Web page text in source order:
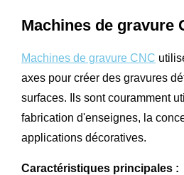
Machines de gravure
Machines de gravure CNC
axes pour créer des gravures
surfaces. Ils sont couramment
fabrication d'enseignes, la
applications décoratives.
Caractéristiques principales :